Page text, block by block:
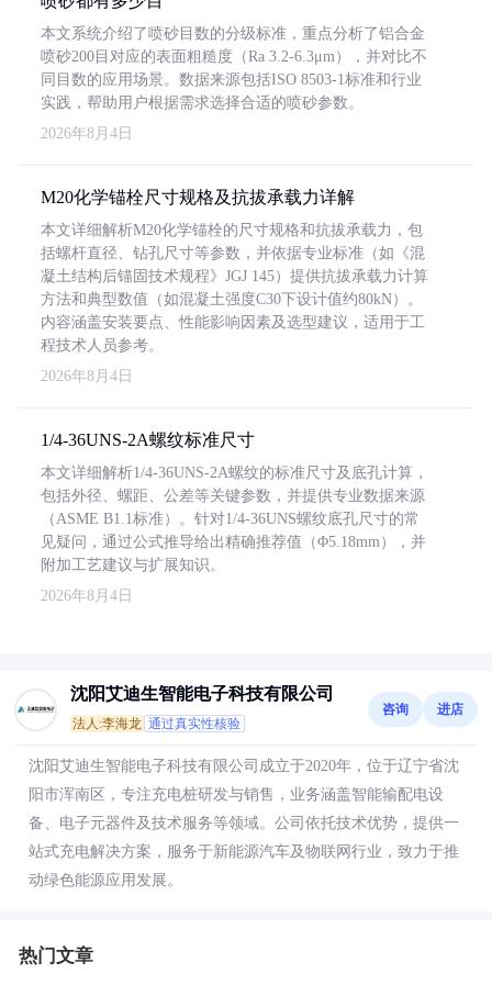
本文系统介绍了喷砂目数的分级标准，重点分析了铝合金
喷砂200目对应的表面粗糙度（Ra 3.2-6.3μm），并对比不
同目数的应用场景。数据来源包括ISO 8503-1标准和行业
实践，帮助用户根据需求选择合适的喷砂参数。
2026年8月4日
M20化学锚栓尺寸规格及抗拔承载力详解
本文详细解析M20化学锚栓的尺寸规格和抗拔承载力，包
括螺杆直径、钻孔尺寸等参数，并依据专业标准（如《混
凝土结构后锚固技术规程》JGJ 145）提供抗拔承载力计算
方法和典型数值（如混凝土强度C30下设计值约80kN）。
内容涵盖安装要点、性能影响因素及选型建议，适用于工
程技术人员参考。
2026年8月4日
1/4-36UNS-2A螺纹标准尺寸
本文详细解析1/4-36UNS-2A螺纹的标准尺寸及底孔计算，
包括外径、螺距、公差等关键参数，并提供专业数据来源
（ASME B1.1标准）。针对1/4-36UNS螺纹底孔尺寸的常
见疑问，通过公式推导给出精确推荐值（Φ5.18mm），并
附加工艺建议与扩展知识。
2026年8月4日
沈阳艾迪生智能电子科技有限公司
法人:李海龙 通过真实性核验
咨询 进店
沈阳艾迪生智能电子科技有限公司成立于2020年，位于辽宁省沈
阳市浑南区，专注充电桩研发与销售，业务涵盖智能输配电设
备、电子元器件及技术服务等领域。公司依托技术优势，提供一
站式充电解决方案，服务于新能源汽车及物联网行业，致力于推
动绿色能源应用发展。
热门文章